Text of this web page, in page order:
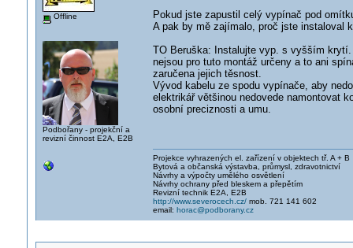
Offline
Podbořany - projekční a
revizní činnost E2A, E2B
Pokud jste zapustil celý vypínač pod
A pak by mě zajímalo, proč jste instaloval
TO Beruška: Instalujte vyp. s vyšším
nejsou pro tuto montáž určeny a to ani
zaručena jejich těsnost.
Vývod kabelu ze spodu vypínače, aby
elektrikář většinou nedovede namontovat
osobní preciznosti a umu.
Projekce vyhrazených el. zařízení v objektech tř. A + B
Bytová a občanská výstavba, průmysl, zdravotnictví
Návrhy a výpočty umělého osvětlení
Návrhy ochrany před bleskem a přepětím
Revizní technik E2A, E2B
http://www.severocech.cz/mob. 721 141 602
email: horac@podborany.cz